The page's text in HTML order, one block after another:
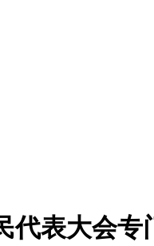
代表大会